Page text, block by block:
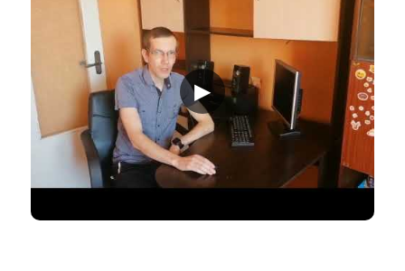
▶